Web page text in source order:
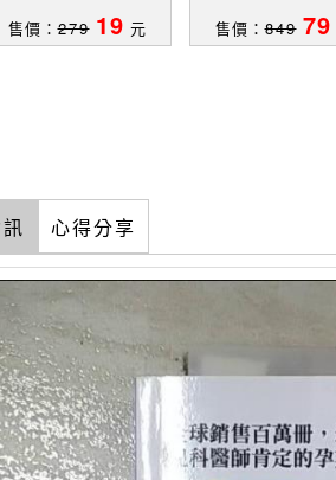
售價：279 19 元 售價：849 79
心得分享